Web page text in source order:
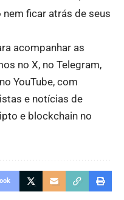
ficar atrás de seus
acompanhar as
no X, no Telegram,
YouTube, com
e notícias de
e blockchain no